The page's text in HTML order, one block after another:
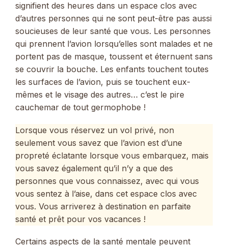
signifient des heures dans un espace clos avec
d’autres personnes qui ne sont peut-être pas aussi
soucieuses de leur santé que vous. Les personnes
qui prennent l’avion lorsqu’elles sont malades et ne
portent pas de masque, toussent et éternuent sans
se couvrir la bouche. Les enfants touchent toutes
les surfaces de l’avion, puis se touchent eux-
mêmes et le visage des autres… c’est le pire
cauchemar de tout germophobe !
Lorsque vous réservez un vol privé, non
seulement vous savez que l’avion est d’une
propreté éclatante lorsque vous embarquez, mais
vous savez également qu’il n’y a que des
personnes que vous connaissez, avec qui vous
vous sentez à l’aise, dans cet espace clos avec
vous. Vous arriverez à destination en parfaite
santé et prêt pour vos vacances !
Certains aspects de la santé mentale peuvent